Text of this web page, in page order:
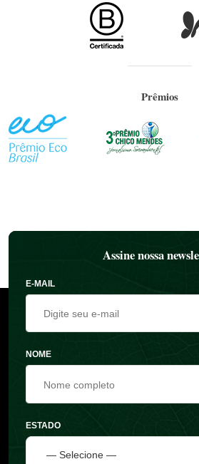
Prêmios
Assine nossa
E-MAIL
NOME
ESTADO